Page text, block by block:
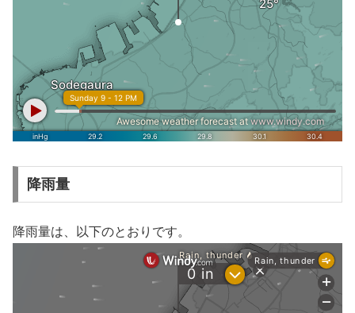
降雨量
降雨量は、以下のとおりです。